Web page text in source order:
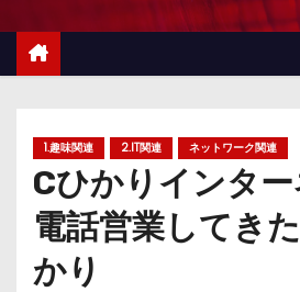
1.趣味関連 2.IT関連 ネットワーク関連
Cひかりインタ
電話営業してき
かり